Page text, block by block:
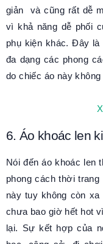
giản và cũng rất dễ
vì khả năng dễ phối
phụ kiện khác. Đây
đa dạng các phong
do chiếc áo này
6. Áo khoác len
Nói đến áo khoác len
phong cách thời
này tuy không còn
chưa bao giờ hết hot
lại. Sự kết hợp của